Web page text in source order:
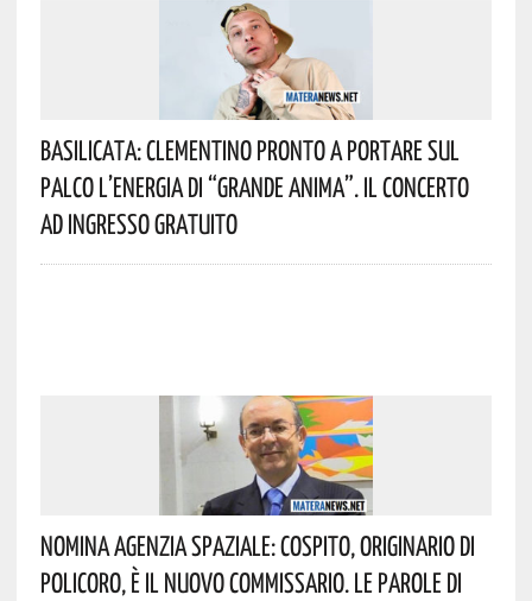
Basilicata: Clementino Pronto A Portare Sul
Palco L’energia Di “Grande Anima”. Il Concerto
Ad Ingresso Gratuito
Nomina Agenzia Spaziale: Cospito, Originario Di
Policoro, È Il Nuovo Commissario. Le Parole Di